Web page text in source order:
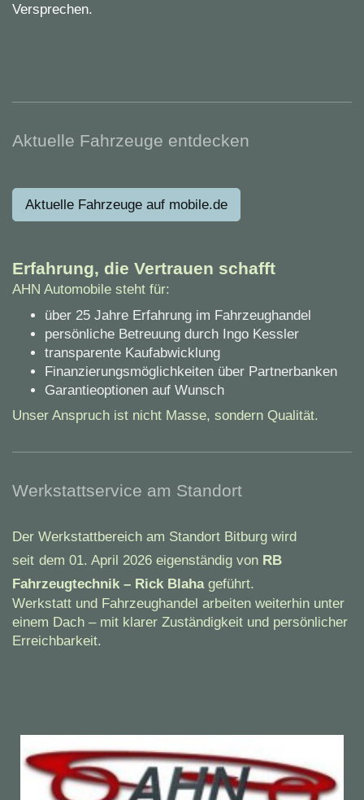
Versprechen.
Aktuelle Fahrzeuge entdecken
Aktuelle Fahrzeuge auf mobile.de
Erfahrung, die Vertrauen schafft
AHN Automobile steht für:
über 25 Jahre Erfahrung im Fahrzeughandel
persönliche Betreuung durch Ingo Kessler
transparente Kaufabwicklung
Finanzierungsmöglichkeiten über Partnerbanken
Garantieoptionen auf Wunsch
Unser Anspruch ist nicht Masse, sondern Qualität.
Werkstattservice am Standort
Der Werkstattbereich am Standort Bitburg wird
seit dem 01. April 2026 eigenständig von RB
Fahrzeugtechnik – Rick Blahageführt.
Werkstatt und Fahrzeughandel arbeiten weiterhin unter
einem Dach – mit klarer Zuständigkeit und persönlicher
Erreichbarkeit.